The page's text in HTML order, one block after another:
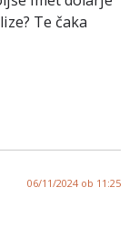
Te čaka
06/11/2024 ob 11:25